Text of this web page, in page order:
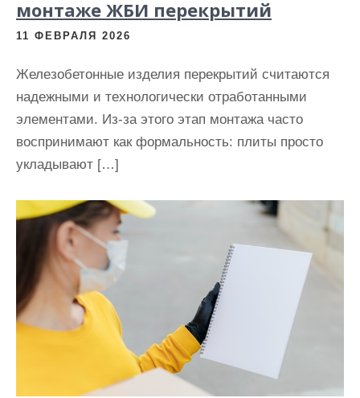
монтаже ЖБИ перекрытий
11 ФЕВРАЛЯ 2026
Железобетонные изделия перекрытий считаются
надежными и технологически отработанными
элементами. Из-за этого этап монтажа часто
воспринимают как формальность: плиты просто
укладывают […]